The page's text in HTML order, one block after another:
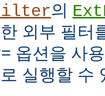
의
외부 필터
옵션을 사
실행할 수